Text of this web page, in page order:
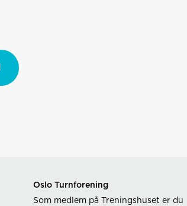
Oslo Turnforening
Som medlem på Treningshuset er du